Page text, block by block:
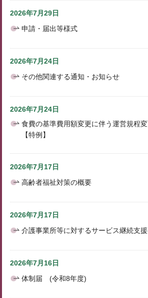
2026年7月29日
申請・届出等様式
2026年7月24日
その他関連する通知・お知らせ
2026年7月24日
食費の基準費用額変更に伴う運営規程
【特例】
2026年7月17日
高齢者福祉対策の概要
2026年7月17日
介護事業所等に対するサービス継続支
2026年7月16日
体制届 (令和8年度)